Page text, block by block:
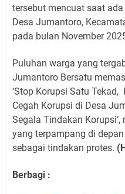
tersebut mencuat saat
Desa Jumantoro,
pada bulan November
Puluhan warga yang
Jumantoro Bersatu
‘Stop Korupsi Satu Tekad,
Cegah Korupsi di Desa
Segala Tindakan
yang terpampang di
sebagai tindakan protes.
Berbagi :